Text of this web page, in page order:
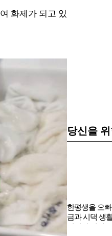
화제가 되고 있
당신을
한평생을 오
금과 시댁 생